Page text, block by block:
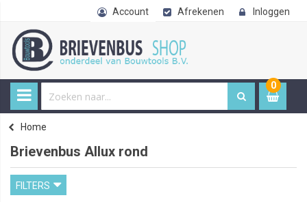
Account Afrekenen Inloggen
0
item
Home
Brievenbus Allux rond
FILTERS